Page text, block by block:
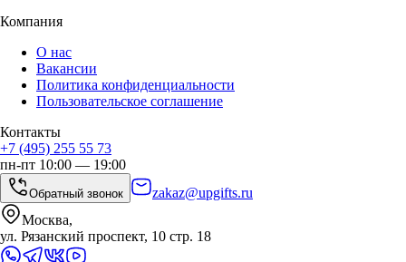
Компания
О нас
Вакансии
Политика конфиденциальности
Пользовательское соглашение
Контакты
+7 (495) 255 55 73
пн-пт 10:00 — 19:00
Обратный звонок
zakaz@upgifts.ru
Москва,
ул. Рязанский проспект, 10 стр. 18